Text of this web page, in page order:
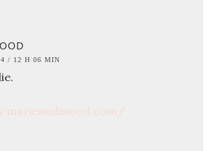
/ 12 H 06 MIN